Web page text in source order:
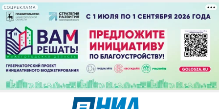
СОЦРЕКЛАМА